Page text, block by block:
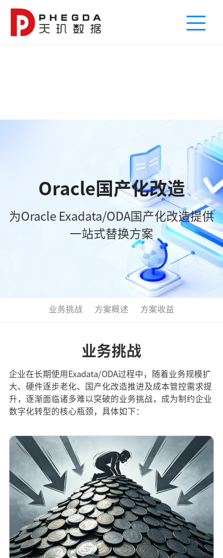
Oracle国产化改造
为Oracle Exadata/ODA国产化改造提供
一站式替换方案
业务挑战 方案概述 方案收益
业务挑战
企业在长期使用Exadata/ODA过程中，随着业务规模扩
大、硬件逐步老化、国产化改造推进及成本管控需求提
升，逐渐面临诸多难以突破的业务挑战，成为制约企业
数字化转型的核心瓶颈，具体如下：